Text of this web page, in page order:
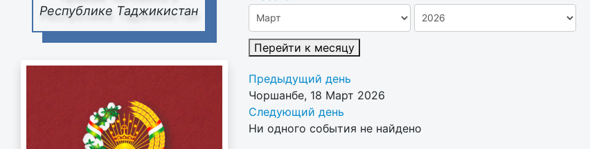
Республике Таджикистан
Перейти к месяцу
Предыдущий день
Чоршанбе, 18 Март 2026
Следующий день
Ни одного события не найдено